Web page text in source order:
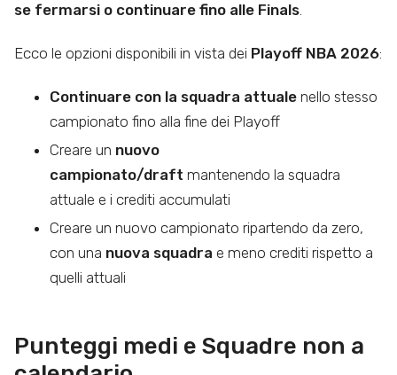
se fermarsi o continuare fino alle Finals.
Ecco le opzioni disponibili in vista dei Playoff NBA 2026:
Continuare con la squadra attuale nello stesso
campionato fino alla fine dei Playoff
Creare un nuovo
campionato/draft mantenendo la squadra
attuale e i crediti accumulati
Creare un nuovo campionato ripartendo da zero,
con una nuova squadra e meno crediti rispetto a
quelli attuali
Punteggi medi e Squadre non a